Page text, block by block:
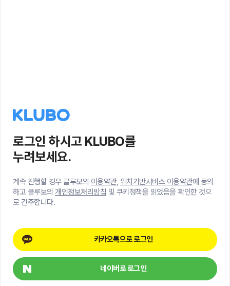
로그인 하시고 KLUBO를
누려보세요.
계속 진행할 경우 클루보의 이용약관, 위치기반서비스 이용약관에 동의
하고 클루보의 개인정보처리방침 및 쿠키정책을 읽었음을 확인한 것으
로 간주합니다.
카카오톡으로 로그인
네이버로 로그인